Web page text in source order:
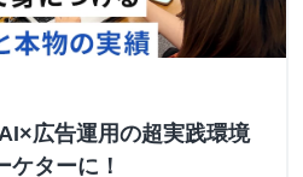
広告運用の超実践環境
ケターに！